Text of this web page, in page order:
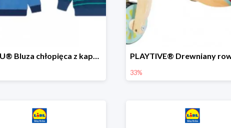
LUPILU® Bluza chłopięca z kapturem
33%